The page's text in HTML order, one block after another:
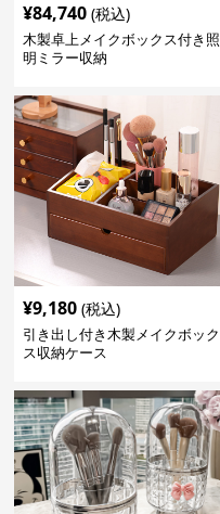
¥84,740 (税込)
木製卓上メイクボックス付き照
明ミラー収納
¥9,180 (税込)
引き出し付き木製メイクボック
ス収納ケース